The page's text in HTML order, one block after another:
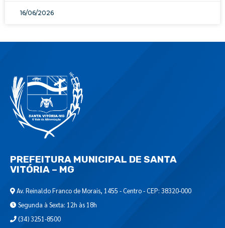
16/06/2026
PREFEITURA MUNICIPAL DE SANTA
VITÓRIA – MG
Av. Reinaldo Franco de Morais, 1455 - Centro - CEP: 38320-000
Segunda à Sexta: 12h às 18h
(34) 3251-8500